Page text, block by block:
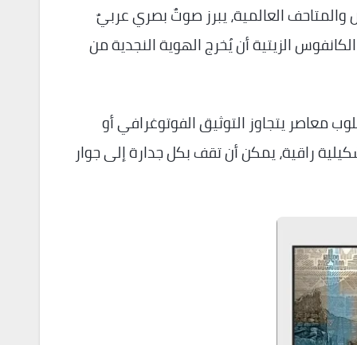
العالمية، يبرز صوتٌ بصري عربيٌ
الزيتية أن يُخرج الهوية النجدية من
معاصر يتجاوز التوثيق الفوتوغرافي أو
راقية، يمكن أن تقف بكل جدارة إلى جوار